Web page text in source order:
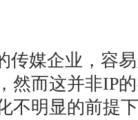
媒企业，容易
然而这并非IP
不明显的前提